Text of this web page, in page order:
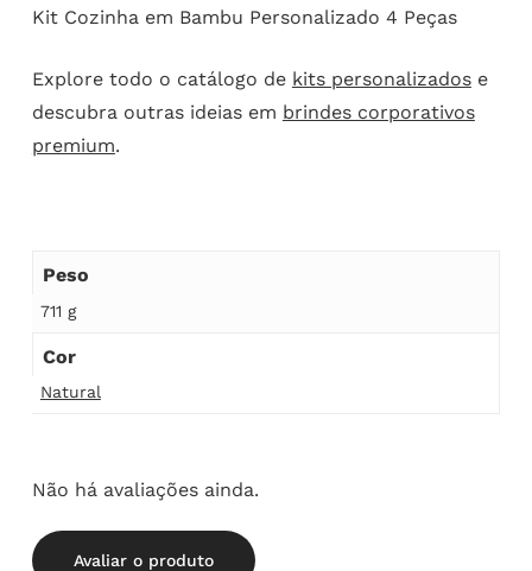
Kit Cozinha em Bambu Personalizado 4 Peças
Explore todo o catálogo de kits personalizadose
descubra outras ideias em brindes corporativos
premium.
Peso
711 g
Cor
Natural
Não há avaliações ainda.
Avaliar o produto